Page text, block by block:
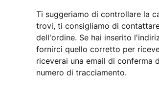
Ti suggeriamo di controllare la
trovi, ti consigliamo di
dell'ordine. Se hai inserito
fornirci quello corretto per
riceverai una email di conferma
numero di tracciamento.